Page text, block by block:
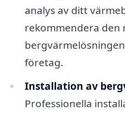
analys av ditt
rekommendera den
företag.
Installation av
Professionella